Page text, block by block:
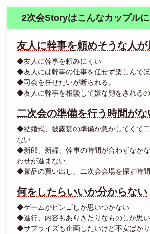
2次会Storyはこんなカップルに
友人に幹事を頼めそうな人が
◆友人に幹事を頼みにくい
◆友人には幹事の仕事を任せず楽しんでほ
◆司会を任せたいが断られる。
◆友人に幹事を相談して嫌な顔をされるの
二次会の準備を行う時間がな
◆結婚式、披露宴の準備が急がしてくて
ない
◆新郎、新婦、幹事の時間が合わずなか
わせが進まない
◆景品の買い出し、二次会会場を探す時
何をしたらいいか分からない
◆ゲームがビンゴしか思いつかない
◆進行、内容もありきたりなものしか思
◆サプライズも企画したいけど不安ばかり